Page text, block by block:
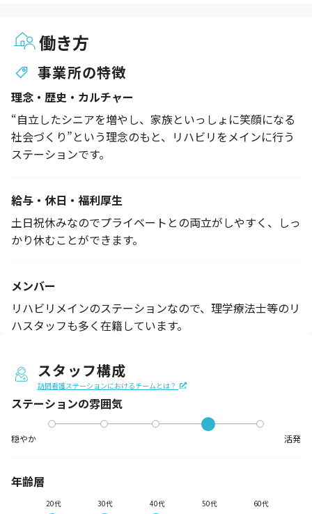
働き方
事業所の特徴
理念・歴史・カルチャー
“自立したシニアを増やし、家族といっしょに笑顔になる
社会づくり”という理念のもと、リハビリをメインに行う
ステーションです。
給与・休日・福利厚生
土日祝休みなのでプライベートとの両立がしやすく、しっ
かり休むことができます。
メンバー
リハビリメインのステーションなので、理学療法士等のリ
ハスタッフも多く在籍しています。
スタッフ構成
訪問看護ステーションにおけるチームとは？
ステーションの雰囲気
穏やか 活発
年齢層
20代 30代 40代 50代 60代